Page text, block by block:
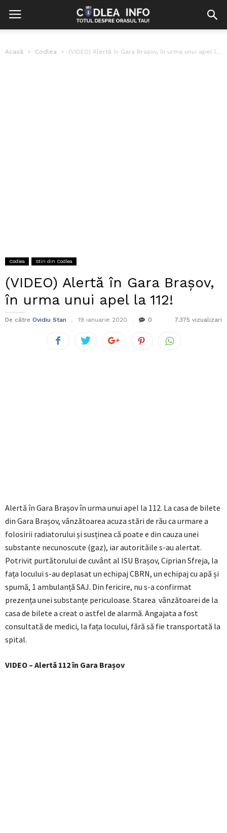
Acasă Codlea (VIDEO) Alertă în Gara Brașov, în urma unui apel la 112!
Codlea Stiri din Codlea
(VIDEO) Alertă în Gara Brașov,
în urma unui apel la 112!
De către Ovidiu Stan 19 ianuarie 2020 0 7.375 vizualizari
Alertă în Gara Brașov în urma unui apel la 112. La casa de bilete
din Gara Brașov, vânzătoarea acuza stări de rău ca urmare a
folosirii radiatorului și susținea că poate e din cauza unei
substante necunoscute (gaz), iar autorităile s-au alertat.
Potrivit purtătorului de cuvânt al ISU Brașov, Ciprian Sfreja, la
fața locului s-au deplasat un echipaj CBRN, un echipaj cu apă și
spumă, 1 ambulanță SAJ. Din fericire, nu s-a confirmat
prezența unei substanțe periculoase. Starea vânzătoarei de la
casa de bilete a creat o astfel de alarmă. Angajata a fost
consultată de medici, la fața locului, fără să fie transportată la
spital.
VIDEO – Alertă 112 în Gara Brașov